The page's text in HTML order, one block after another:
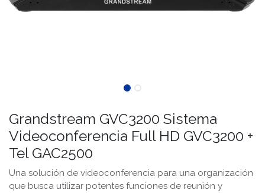
Grandstream GVC3200 Sistema
Videoconferencia Full HD GVC3200 +
Tel GAC2500
Una solución de videoconferencia para una organización
que busca utilizar potentes funciones de reunión y